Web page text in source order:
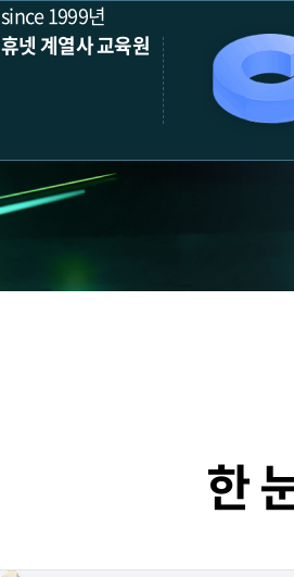
since 1999년
휴넷 계열사 교육원
한